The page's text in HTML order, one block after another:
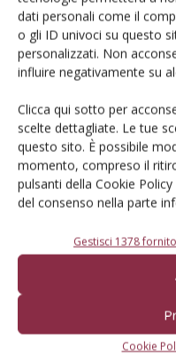
dati personali come il
o gli ID univoci su questo
personalizzati. Non
influire negativamente su
Clicca qui sotto per
scelte dettagliate. Le tue
questo sito. È possibile
momento, compreso il
pulsanti della Cookie
del consenso nella parte
Gestisci 1378
Cookie
Dalla stessa categoria
Uva da tavola: nel
moderno
soprattutto
Il vigneto moderno di uva da
d’impianto, strutture di
interventi verdi e gestione
costruzione di un modello
ridotto impatto ambientale e
Di C. Talmi, D. Miccichè, A.
di Palermo), P. Scafidi (Bloom